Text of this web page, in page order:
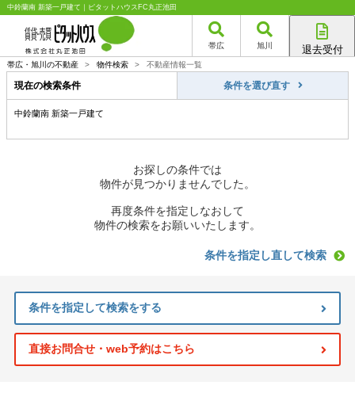
中鈴蘭南 新築一戸建て｜ピタットハウスFC丸正池田
帯広 旭川 退去受付
旭川店
帯広・旭川の不動産 > 物件検索 > 不動産情報一覧
現在の検索条件 条件を選び直す
中鈴蘭南 新築一戸建て
お探しの条件では
物件が見つかりませんでした。
再度条件を指定しなおして
物件の検索をお願いいたします。
条件を指定し直して検索
条件を指定して検索をする
直接お問合せ・web予約はこちら